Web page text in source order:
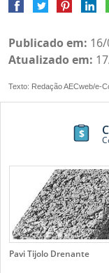
Publicado em:
Atualizado em:
Texto: Redação AECweb/e-
Pavi Tijolo Drenante